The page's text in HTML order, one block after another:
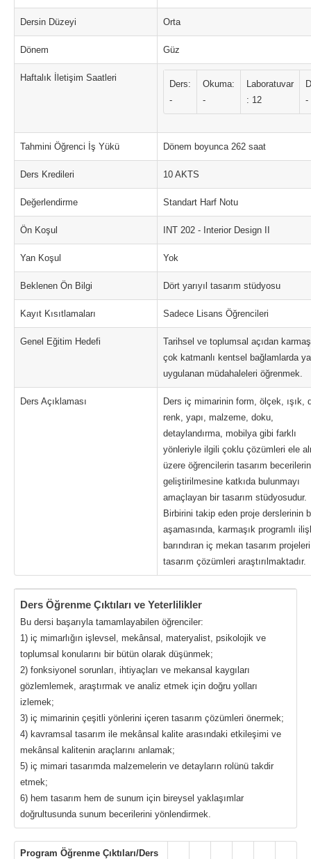
Dersin Düzeyi Orta
Dönem Güz
Haftalık İletişim Saatleri
Ders:
-
Okuma:
-
Laboratuvar
: 12
-
Tahmini Öğrenci İş Yükü Dönem boyunca 262 saat
Ders Kredileri 10 AKTS
Değerlendirme Standart Harf Notu
Ön Koşul INT 202 - Interior Design II
Yan Koşul Yok
Beklenen Ön Bilgi Dört yarıyıl tasarım stüdyosu
Kayıt Kısıtlamaları Sadece Lisans Öğrencileri
Genel Eğitim Hedefi
Tarihsel ve toplumsal açıdan
çok katmanlı kentsel bağlamlarda
uygulanan müdahaleleri öğrenmek.
Ders Açıklaması
Ders iç mimarinin form, ölçek, ışık,
renk, yapı, malzeme, doku,
detaylandırma, mobilya gibi farklı
yönleriyle ilgili çoklu çözümleri ele
üzere öğrencilerin tasarım
geliştirilmesine katkıda bulunmayı
amaçlayan bir tasarım stüdyosudur.
Birbirini takip eden proje derslerinin
aşamasında, karmaşık programlı
barındıran iç mekan tasarım
tasarım çözümleri araştırılmaktadır.
Ders Öğrenme Çıktıları ve Yeterlilikler
Bu dersi başarıyla tamamlayabilen öğrenciler:
1) iç mimarlığın işlevsel, mekânsal, materyalist, psikolojik ve
toplumsal konularını bir bütün olarak düşünmek;
2) fonksiyonel sorunları, ihtiyaçları ve mekansal kaygıları
gözlemlemek, araştırmak ve analiz etmek için doğru yolları
izlemek;
3) iç mimarinin çeşitli yönlerini içeren tasarım çözümleri önermek;
4) kavramsal tasarım ile mekânsal kalite arasındaki etkileşimi ve
mekânsal kalitenin araçlarını anlamak;
5) iç mimari tasarımda malzemelerin ve detayların rolünü takdir
etmek;
6) hem tasarım hem de sunum için bireysel yaklaşımlar
doğrultusunda sunum becerilerini yönlendirmek.
Program Öğrenme Çıktıları/Ders